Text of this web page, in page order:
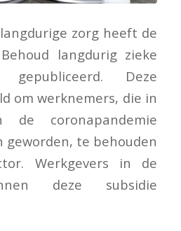
zorg heeft de
langdurig zieke
gepubliceerd. Deze
om werknemers, die in
coronapandemie
geworden, te behouden
Werkgevers in de
deze subsidie